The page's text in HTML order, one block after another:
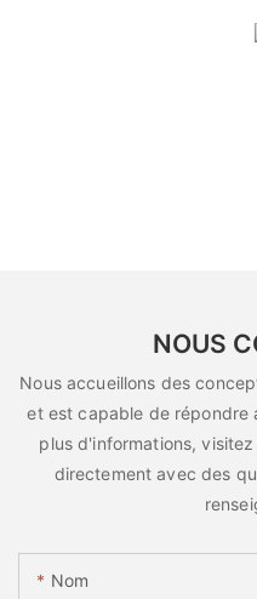
NOUS
Nous accueillons des
et est capable de répondre
plus d'informations,
directement avec des
Nom